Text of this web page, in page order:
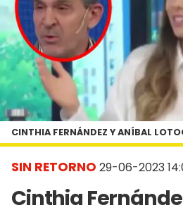
SIN RETORNO 29-06-2023
Cinthia
CINTHIA FERNÁNDEZ Y ANÍBAL